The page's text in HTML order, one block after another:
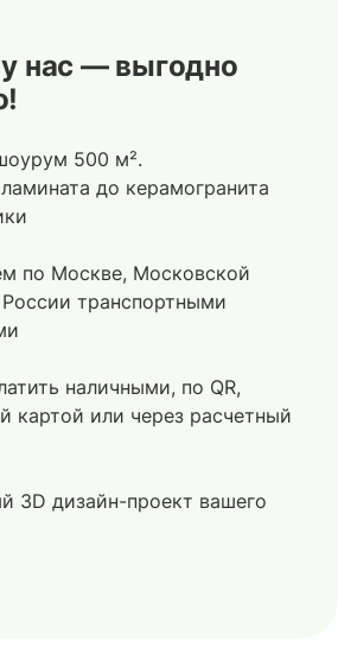
нас — выгодно
500 м².
до керамогранита
по Москве, Московской
транспортными
наличными, по QR,
картой или через расчетный
3D дизайн-проект вашего